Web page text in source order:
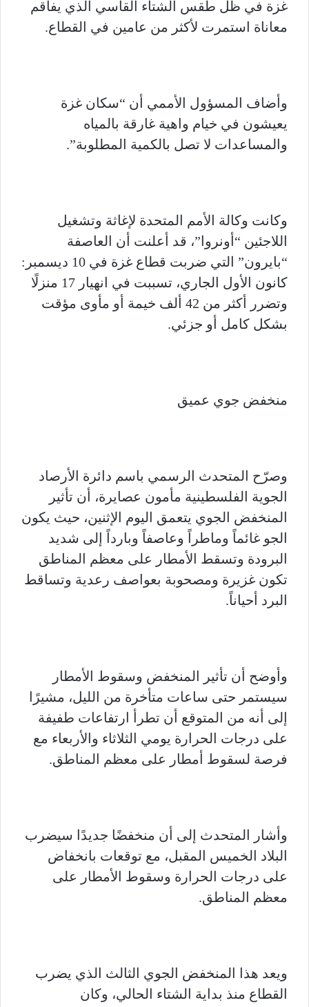
غزة في ظل طقس الشتاء القاسي الذي يفاقم
معاناة استمرت لأكثر من عامين في القطاع.
وأضاف المسؤول الأممي أن “سكان غزة
يعيشون في خيام واهية غارقة بالمياه
والمساعدات لا تصل بالكمية المطلوبة”.
وكانت وكالة الأمم المتحدة لإغاثة وتشغيل
اللاجئين “أونروا”، قد أعلنت أن العاصفة
“بايرون” التي ضربت قطاع غزة في 10 ديسمبر:
كانون الأول الجاري، تسببت في انهيار 17 منزلًا
وتضرر أكثر من 42 ألف خيمة أو مأوى مؤقت
بشكل كامل أو جزئي.
منخفض جوي عميق
وصرّح المتحدث الرسمي باسم دائرة الأرصاد
الجوية الفلسطينية مأمون عصايرة، أن تأثير
المنخفض الجوي يتعمق اليوم الإثنين، حيث يكون
الجو غائماً وماطراً وعاصفاً وبارداً إلى شديد
البرودة وتسقط الأمطار على معظم المناطق
تكون غزيرة ومصحوبة بعواصف رعدية وتساقط
البرد أحياناً.
وأوضح أن تأثير المنخفض وسقوط الأمطار
سيستمر حتى ساعات متأخرة من الليل، مشيرًا
إلى أنه من المتوقع أن تطرأ ارتفاعات طفيفة
على درجات الحرارة يومي الثلاثاء والأربعاء مع
فرصة لسقوط أمطار على معظم المناطق.
وأشار المتحدث إلى أن منخفضًا جديدًا سيضرب
البلاد الخميس المقبل، مع توقعات بانخفاض
على درجات الحرارة وسقوط الأمطار على
معظم المناطق.
ويعد هذا المنخفض الجوي الثالث الذي يضرب
القطاع منذ بداية الشتاء الحالي، وكان